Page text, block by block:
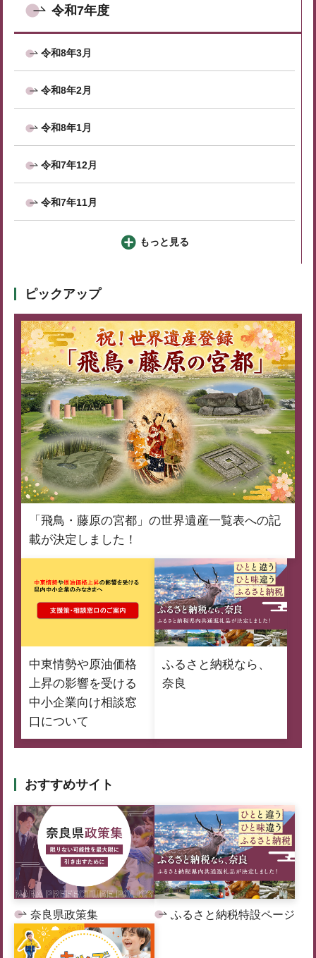
令和7年度
令和8年3月
令和8年2月
令和8年1月
令和7年12月
令和7年11月
もっと見る
ピックアップ
「飛鳥・藤原の宮都」の世界遺産一覧表への記
載が決定しました！
中東情勢や原油価格
上昇の影響を受ける
中小企業向け相談窓
口について
ふるさと納税なら、
奈良
おすすめサイト
奈良県政策集 ふるさと納税特設ページ